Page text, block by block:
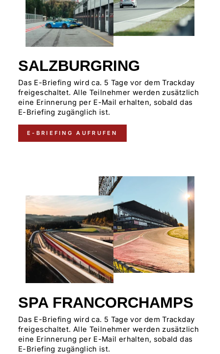
SALZBURGRING
Das E-Briefing wird ca. 5 Tage vor dem Trackday
freigeschaltet. Alle Teilnehmer werden zusätzlich
eine Erinnerung per E-Mail erhalten, sobald das
E-Briefing zugänglich ist.
E-BRIEFING AUFRUFEN
SPA FRANCORCHAMPS
Das E-Briefing wird ca. 5 Tage vor dem Trackday
freigeschaltet. Alle Teilnehmer werden zusätzlich
eine Erinnerung per E-Mail erhalten, sobald das
E-Briefing zugänglich ist.